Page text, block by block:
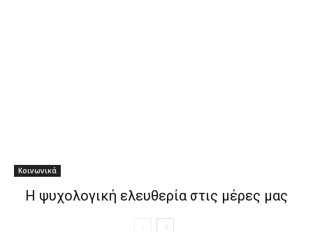
Κοινωνικά
Η ψυχολογική ελευθερία στις μέρες μας